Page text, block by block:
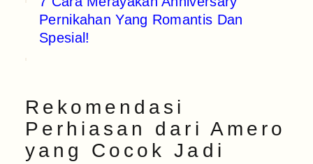
Pernikahan Yang Romantis Dan
Spesial!
Rekomendasi
Perhiasan dari Amero
yang Cocok Jadi